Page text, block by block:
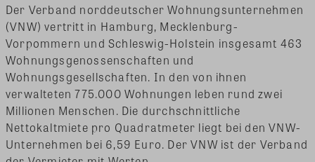
Der Verband norddeutscher Wohnungsunternehmen
(VNW) vertritt in Hamburg, Mecklenburg-
Vorpommern und Schleswig-Holstein insgesamt 463
Wohnungsgenossenschaften und
Wohnungsgesellschaften. In den von ihnen
verwalteten 775.000 Wohnungen leben rund zwei
Millionen Menschen. Die durchschnittliche
Nettokaltmiete pro Quadratmeter liegt bei den VNW-
Unternehmen bei 6,59 Euro. Der VNW ist der Verband